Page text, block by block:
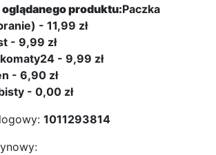
produktu:Paczka
- 11,99 zł
- 9,99 zł
- 9,99 zł
- 6,90 zł
- 0,00 zł
1011293814